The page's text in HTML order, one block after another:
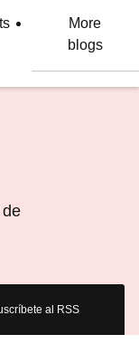
More
blogs
al RSS